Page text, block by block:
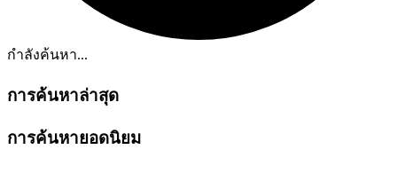
กำลังค้นหา...
การค้นหาล่าสุด
การค้นหายอดนิยม